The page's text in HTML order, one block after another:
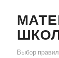
Выбор